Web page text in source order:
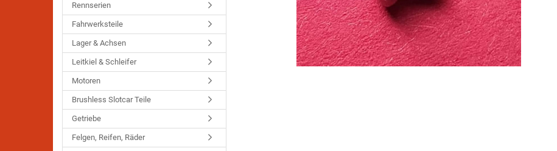
Rennserien
Fahrwerksteile
Lager & Achsen
Leitkiel & Schleifer
Motoren
Brushless Slotcar Teile
Getriebe
Felgen, Reifen, Räder